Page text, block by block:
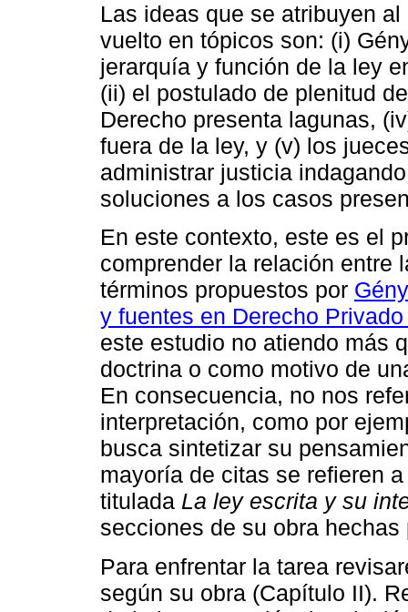
Las ideas que se atribuyen
vuelto en tópicos son: (i)
jerarquía y función de la ley
(ii) el postulado de plenitud
Derecho presenta lagunas,
fuera de la ley, y (v) los
administrar justicia
soluciones a los casos
En este contexto, este es el
comprender la relación entre
términos propuestos por
y fuentes en Derecho
este estudio no atiendo más
doctrina o como motivo de
En consecuencia, no nos
interpretación, como por
busca sintetizar su
mayoría de citas se refieren
titulada La ley escrita y su
secciones de su obra
Para enfrentar la tarea
según su obra (Capítulo II).